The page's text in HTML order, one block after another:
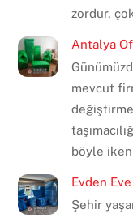
zordur,
Antalya
mevcut
böyle
Evden
Şehir